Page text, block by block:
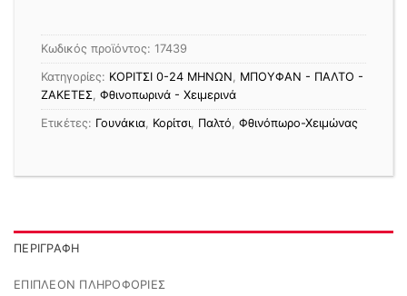
Κωδικός προϊόντος: 17439
Κατηγορίες: ΚΟΡΙΤΣΙ 0-24 MΗΝΩΝ, ΜΠΟΥΦΑΝ - ΠΑΛΤΟ -
ΖΑΚΕΤΕΣ, Φθινοπωρινά - Χειμερινά
Ετικέτες: Γουνάκια, Κορίτσι, Παλτό, Φθινόπωρο-Χειμώνας
ΠΕΡΙΓΡΑΦΉ
ΕΠΙΠΛΈΟΝ ΠΛΗΡΟΦΟΡΊΕΣ